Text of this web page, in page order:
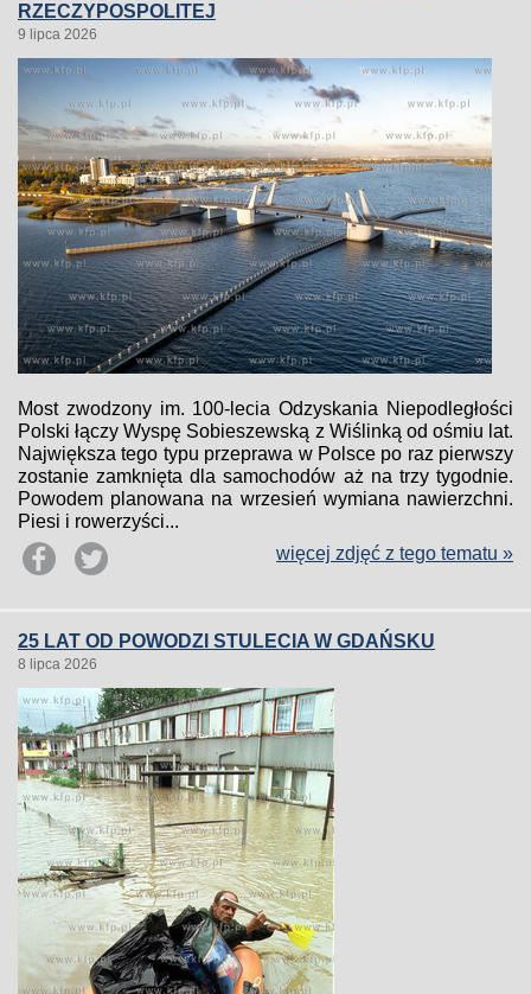
RZECZYPOSPOLITEJ
9 lipca 2026
Most zwodzony im. 100-lecia Odzyskania Niepodległości
Polski łączy Wyspę Sobieszewską z Wiślinką od ośmiu lat.
Największa tego typu przeprawa w Polsce po raz pierwszy
zostanie zamknięta dla samochodów aż na trzy tygodnie.
Powodem planowana na wrzesień wymiana nawierzchni.
Piesi i rowerzyści...
więcej zdjęć z tego tematu »
25 LAT OD POWODZI STULECIA W GDAŃSKU
8 lipca 2026